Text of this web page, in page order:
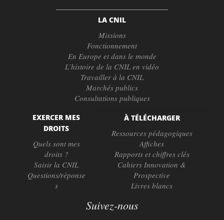
LA CNIL
Missions
Fonctionnement
En Europe et dans le monde
L’histoire de la CNIL en vidéo
Travailler à la CNIL
Marchés publics
Consultations publiques
EXERCER MES
DROITS
Quels sont mes
droits ?
Saisir la CNIL
Questions/réponse
s
À TÉLÉCHARGER
Ressources pédagogiques
Affiches
Rapports et chiffres clés
Cahiers Innovation &
Prospective
Livres blancs
Suivez-nous